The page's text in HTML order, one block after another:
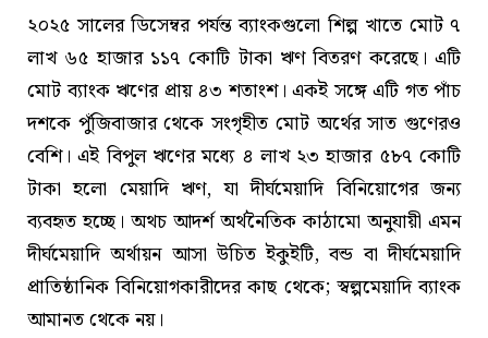
২০২৫ সালের ডিসেম্বর পর্যন্ত ব্যাংকগুলো শিল্প খাতে মোট ৭
লাখ ৬৫ হাজার ১১৭ কোটি টাকা ঋণ বিতরণ করেছে। এটি
মোট ব্যাংক ঋণের প্রায় ৪৩ শতাংশ। একই সঙ্গে এটি গত পাঁচ
দশকে পুঁজিবাজার থেকে সংগৃহীত মোট অর্থের সাত গুণেরও
বেশি। এই বিপুল ঋণের মধ্যে ৪ লাখ ২৩ হাজার ৫৮৭ কোটি
টাকা হলো মেয়াদি ঋণ, যা দীর্ঘমেয়াদি বিনিয়োগের জন্য
ব্যবহৃত হচ্ছে। অথচ আদর্শ অর্থনৈতিক কাঠামো অনুযায়ী এমন
দীর্ঘমেয়াদি অর্থায়ন আসা উচিত ইকুইটি, বন্ড বা দীর্ঘমেয়াদি
প্রাতিষ্ঠানিক বিনিয়োগকারীদের কাছ থেকে; স্বল্পমেয়াদি ব্যাংক
আমানত থেকে নয়।